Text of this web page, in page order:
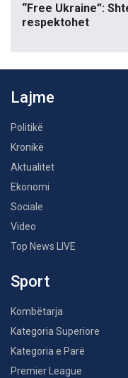
“Free Ukraine”:
respektohet
Lajme
Politikë
Kronikë
Aktualitet
Ekonomi
Sociale
Video
Top News LIVE
Sport
Kombëtarja
Kategoria Superiore
Kategoria e Parë
Premier League